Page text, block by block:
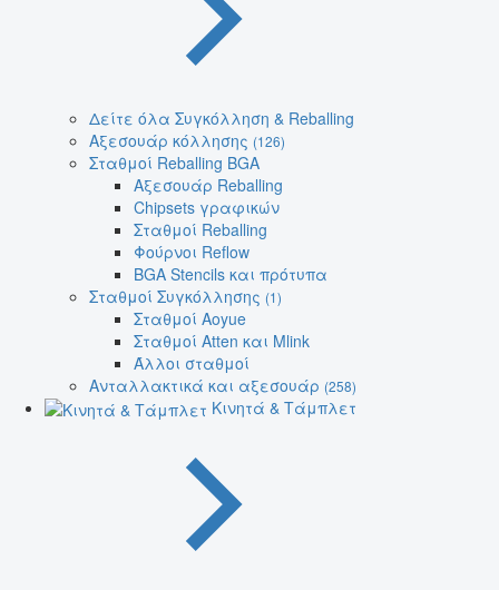
Δείτε όλα Συγκόλληση & Reballing
Αξεσουάρ κόλλησης (126)
Σταθμοί Reballing BGA
Αξεσουάρ Reballing
Chipsets γραφικών
Σταθμοί Reballing
Φούρνοι Reflow
BGA Stencils και πρότυπα
Σταθμοί Συγκόλλησης (1)
Σταθμοί Aoyue
Σταθμοί Atten και Mlink
Άλλοι σταθμοί
Ανταλλακτικά και αξεσουάρ (258)
Κινητά & Τάμπλετ